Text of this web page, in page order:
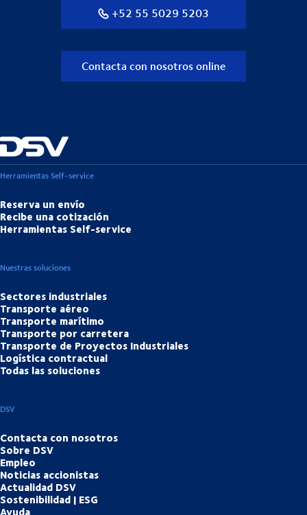
+52 55 5029 5203
Contacta con nosotros online
Herramientas Self-service
Reserva un envío
Recibe una cotización
Herramientas Self-service
Nuestras soluciones
Sectores industriales
Transporte aéreo
Transporte marítimo
Transporte por carretera
Transporte de Proyectos Industriales
Logística contractual
Todas las soluciones
DSV
Contacta con nosotros
Sobre DSV
Empleo
Noticias accionistas
Actualidad DSV
Sostenibilidad | ESG
Ayuda